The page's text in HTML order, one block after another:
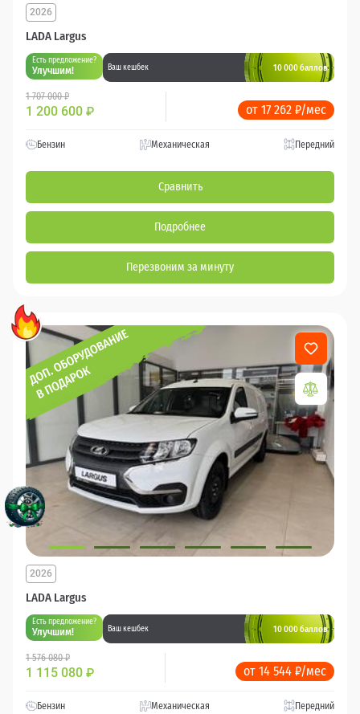
LADA Largus
2026
Есть предложение?
Улучшим! Ваш кешбек 10 000 баллов
1 707 000 ₽
1 200 600 ₽ от 17 262 ₽/мес
Бензин Механическая Передний
Сравнить
Подробнее
Перезвоним за минуту
LADA Largus
2026
Есть предложение?
Улучшим! Ваш кешбек 10 000 баллов
1 576 080 ₽
1 115 080 ₽ от 14 544 ₽/мес
Бензин Механическая Передний